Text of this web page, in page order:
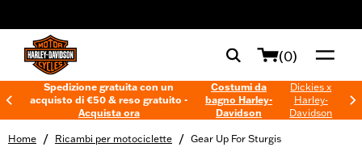
(0)
Spedizione gratuita con un
acquisto di €50 & reso gratuito -
Acquista ora
Costumi da
bagno Harley-
Davidson
Dickies x
Harley-
Davidson
Home / Ricambi per motociclette / Gear Up For Sturgis